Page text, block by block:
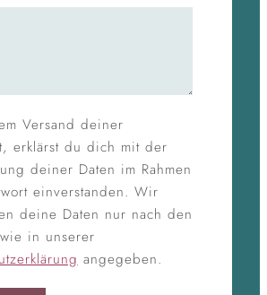
Versand deiner
erklärst du dich mit der
deiner Daten im Rahmen
einverstanden. Wir
deine Daten nur nach den
in unserer
angegeben.